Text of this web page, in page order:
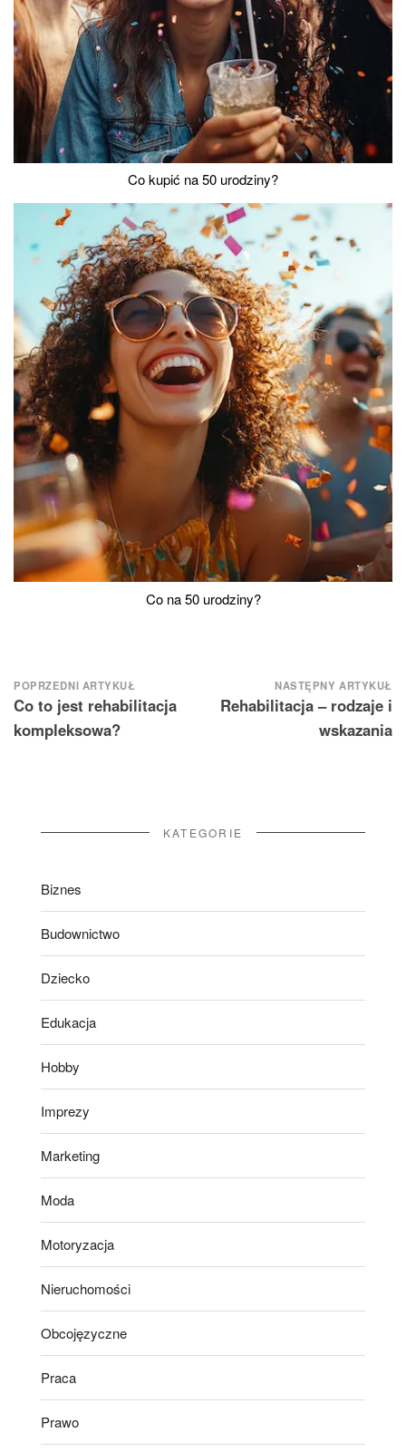
Co kupić na 50 urodziny?
Co na 50 urodziny?
Nawigacja
wpisu
POPRZEDNI ARTYKUŁ
Co to jest rehabilitacja
kompleksowa?
NASTĘPNY ARTYKUŁ
Rehabilitacja – rodzaje i
wskazania
KATEGORIE
Biznes
Budownictwo
Dziecko
Edukacja
Hobby
Imprezy
Marketing
Moda
Motoryzacja
Nieruchomości
Obcojęzyczne
Praca
Prawo